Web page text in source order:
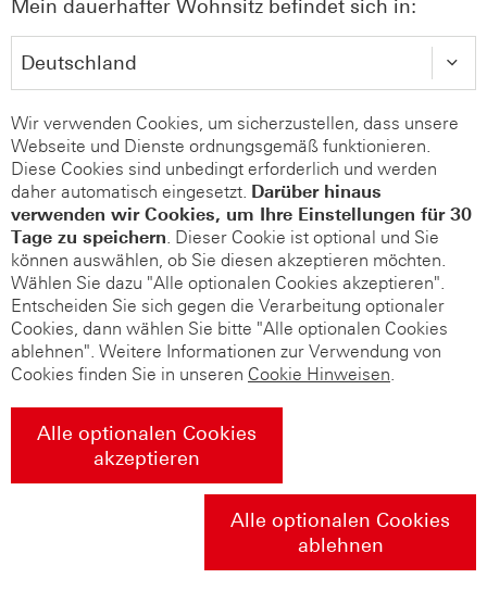
Mein dauerhafter Wohnsitz befindet sich in:
Wir verwenden Cookies, um sicherzustellen, dass unsere
Webseite und Dienste ordnungsgemäß funktionieren.
Diese Cookies sind unbedingt erforderlich und werden
daher automatisch eingesetzt. Darüber hinaus
verwenden wir Cookies, um Ihre Einstellungen für 30
Tage zu speichern. Dieser Cookie ist optional und Sie
können auswählen, ob Sie diesen akzeptieren möchten.
Wählen Sie dazu "Alle optionalen Cookies akzeptieren".
Entscheiden Sie sich gegen die Verarbeitung optionaler
Cookies, dann wählen Sie bitte "Alle optionalen Cookies
ablehnen". Weitere Informationen zur Verwendung von
Cookies finden Sie in unseren Cookie Hinweisen.
Alle optionalen Cookies
akzeptieren
Alle optionalen Cookies
ablehnen